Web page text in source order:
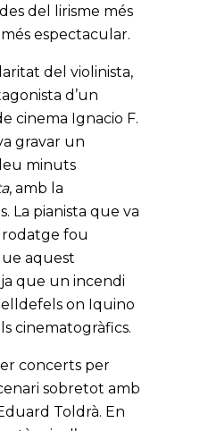
del lirisme més
espectacular.
del violinista,
d’un
cinema Ignacio F.
gravar un
minuts
, amb la
La pianista que va
fou
aquest
que un incendi
on Iquino
cinematogràfics.
concerts per
sobretot amb
Toldrà. En